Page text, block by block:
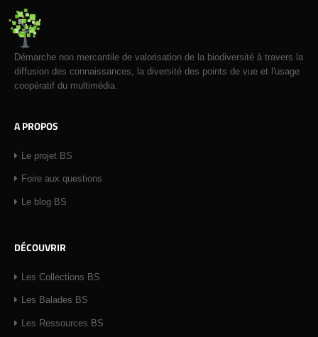
Démarche non mercantile de valorisation de la biodiversité à travers la
diffusion des connaissances, la diversité des points de vue et l'usage
coopératif du multimédia.
A PROPOS
Le projet BS
Foire aux questions
Le blog BS
DÉCOUVRIR
Les Collections BS
Les Balades BS
Les Ressources BS